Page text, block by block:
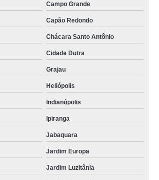
Campo Grande
Capão Redondo
Chácara Santo Antônio
Cidade Dutra
Grajau
Heliópolis
Indianópolis
Ipiranga
Jabaquara
Jardim Europa
Jardim Luzitânia